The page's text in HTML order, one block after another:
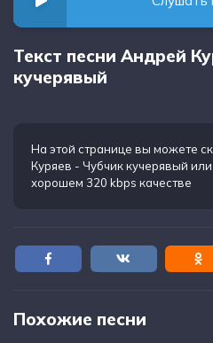
Текст песни Андрей
кучерявый
На этой странице вы можете
Куряев - Чубчик кучерявый
хорошем 320 kbps качестве
Похожие песни